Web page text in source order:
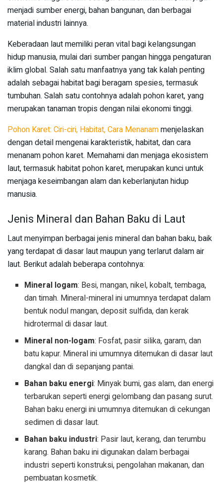
menjadi sumber energi, bahan bangunan, dan berbagai
material industri lainnya.
Keberadaan laut memiliki peran vital bagi kelangsungan
hidup manusia, mulai dari sumber pangan hingga pengaturan
iklim global. Salah satu manfaatnya yang tak kalah penting
adalah sebagai habitat bagi beragam spesies, termasuk
tumbuhan. Salah satu contohnya adalah pohon karet, yang
merupakan tanaman tropis dengan nilai ekonomi tinggi.
Pohon Karet: Ciri-ciri, Habitat, Cara Menanammenjelaskan
dengan detail mengenai karakteristik, habitat, dan cara
menanam pohon karet. Memahami dan menjaga ekosistem
laut, termasuk habitat pohon karet, merupakan kunci untuk
menjaga keseimbangan alam dan keberlanjutan hidup
manusia.
Jenis Mineral dan Bahan Baku di Laut
Laut menyimpan berbagai jenis mineral dan bahan baku, baik
yang terdapat di dasar laut maupun yang terlarut dalam air
laut. Berikut adalah beberapa contohnya:
Mineral logam: Besi, mangan, nikel, kobalt, tembaga,
dan timah. Mineral-mineral ini umumnya terdapat dalam
bentuk nodul mangan, deposit sulfida, dan kerak
hidrotermal di dasar laut.
Mineral non-logam: Fosfat, pasir silika, garam, dan
batu kapur. Mineral ini umumnya ditemukan di dasar laut
dangkal dan di sepanjang pantai.
Bahan baku energi: Minyak bumi, gas alam, dan energi
terbarukan seperti energi gelombang dan pasang surut.
Bahan baku energi ini umumnya ditemukan di cekungan
sedimen di dasar laut.
Bahan baku industri: Pasir laut, kerang, dan terumbu
karang. Bahan baku ini digunakan dalam berbagai
industri seperti konstruksi, pengolahan makanan, dan
pembuatan kosmetik.